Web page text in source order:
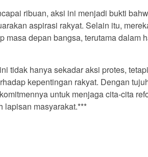
ribuan, aksi ini menjadi bukti
aspirasi rakyat. Selain itu,
masa depan bangsa, terutama dalam
tidak hanya sekadar aksi protes,
kepentingan rakyat. Dengan
untuk menjaga cita-cita
lapisan masyarakat.***